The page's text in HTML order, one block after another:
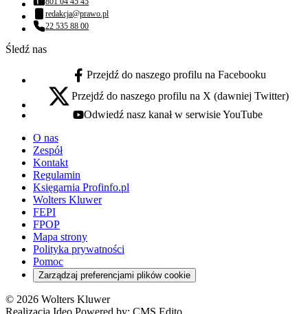
Numer telefonu:
Adres email:
redakcja@prawo.pl
Numer telefonu:
22 535 88 00
Śledź nas
facebook - otwiera się w nowej karcie
Przejdź do naszego profilu na Facebooku
x - otwiera się w nowej karcie
Przejdź do naszego profilu na X (dawniej Twitter)
youtube - otwiera się w nowej karcie
Odwiedź nasz kanał w serwisie YouTube
O nas
Zespół
Kontakt
Regulamin
Księgarnia Profinfo.pl
Wolters Kluwer
FEPI
FPOP
Mapa strony
Polityka prywatności
Pomoc
Zarządzaj preferencjami plików cookie
© 2026 Wolters Kluwer
Realizacja Ideo Powered by: CMS Edito